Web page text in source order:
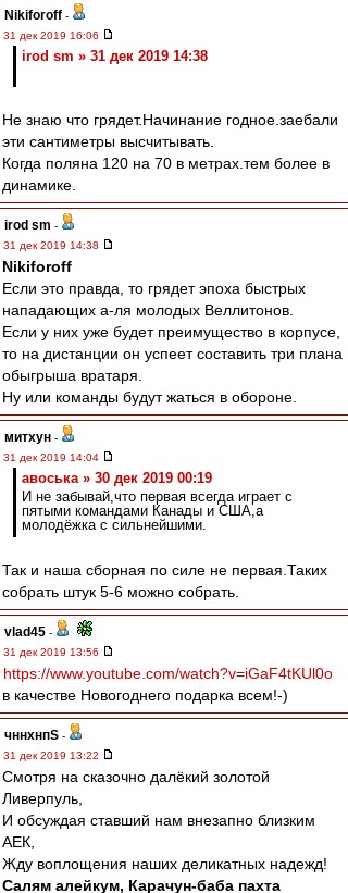
Nikiforoff -
31 дек 2019 16:06
irod sm » 31 дек 2019 14:38
Не знаю что грядет.Начинание годное.заебали
эти сантиметры высчитывать.
Когда поляна 120 на 70 в метрах.тем более в
динамике.
irod sm -
31 дек 2019 14:38
Nikiforoff
Если это правда, то грядет эпоха быстрых
нападающих а-ля молодых Веллитонов.
Если у них уже будет преимущество в корпусе,
то на дистанции он успеет составить три плана
обыгрыша вратаря.
Ну или команды будут жаться в обороне.
митхун -
31 дек 2019 14:04
авоська » 30 дек 2019 00:19
И не забывай,что первая всегда играет с
пятыми командами Канады и США,а
молодёжка с сильнейшими.
Так и наша сборная по силе не первая.Таких
собрать штук 5-6 можно собрать.
vlad45 -
31 дек 2019 13:56
https://www.youtube.com/watch?v=iGaF4tKUl0o
в качестве Новогоднего подарка всем!-)
чннхнпS -
31 дек 2019 13:22
Смотря на сказочно далёкий золотой
Ливерпуль,
И обсуждая ставший нам внезапно близким
АЕК,
Жду воплощения наших деликатных надежд!
Салям алейкум, Карачун-баба пахта